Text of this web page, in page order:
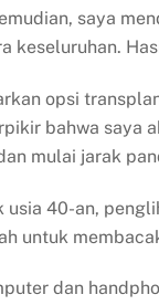
saya
keseluruhan.
opsi
bahwa saya
mulai jarak
usia 40-an,
untuk
dan